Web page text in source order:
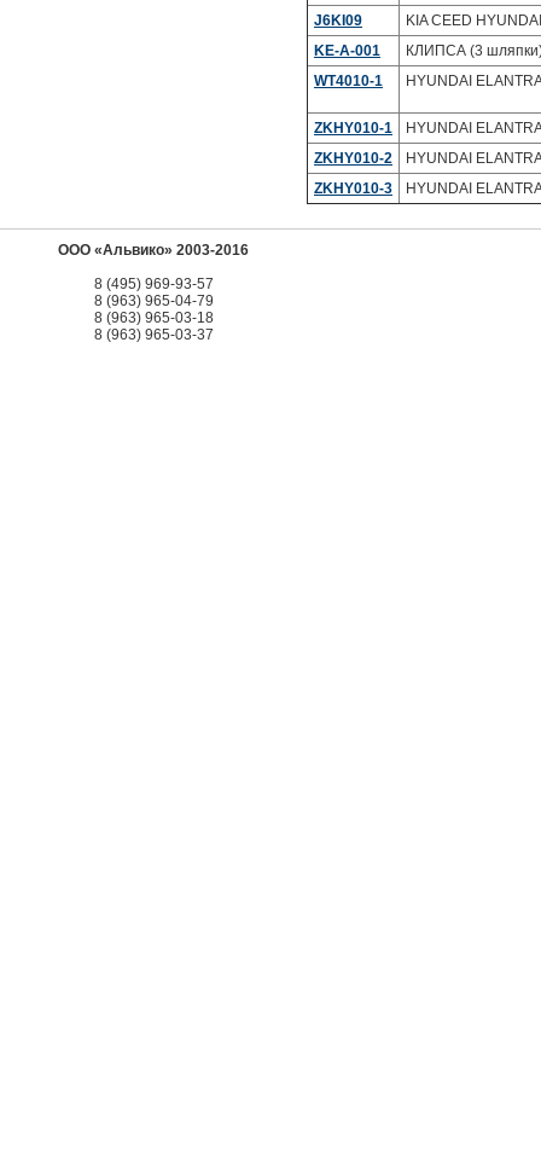
J6KI09
KIA CEED
KE-A-001
КЛИПСА (3
WT4010-1
HYUNDAI
ZKHY010-1
HYUNDAI
ZKHY010-2
HYUNDAI
ZKHY010-3
HYUNDAI
ООО «Альвико» 2003-2016
8 (495) 969-93-57
8 (963) 965-04-79
8 (963) 965-03-18
8 (963) 965-03-37